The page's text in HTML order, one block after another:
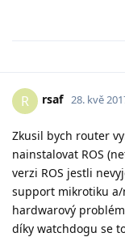
R rsaf 28. kvě
Zkusil bych router
nainstalovat ROS
verzi ROS jestli
support mikrotiku a/
hardwarový
díky watchdogu se